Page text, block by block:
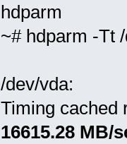
hdparm
~# hdparm -Tt
/dev/vda:
Timing cached
16615.28 MB/